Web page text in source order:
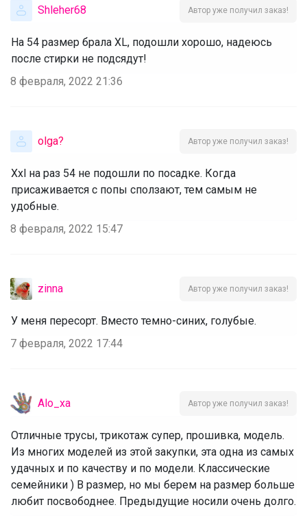
Shleher68 Автор уже получил заказ!
На 54 размер брала XL, подошли хорошо, надеюсь
после стирки не подсядут!
8 февраля, 2022 21:36
olga? Автор уже получил заказ!
Xxl на раз 54 не подошли по посадке. Когда
присаживается с попы сползают, тем самым не
удобные.
8 февраля, 2022 15:47
zinna Автор уже получил заказ!
У меня пересорт. Вместо темно-синих, голубые.
7 февраля, 2022 17:44
Alo_xa Автор уже получил заказ!
Отличные трусы, трикотаж супер, прошивка, модель.
Из многих моделей из этой закупки, эта одна из самых
удачных и по качеству и по модели. Классические
семейники ) В размер, но мы берем на размер больше
любит посвободнее. Предыдущие носили очень долго.